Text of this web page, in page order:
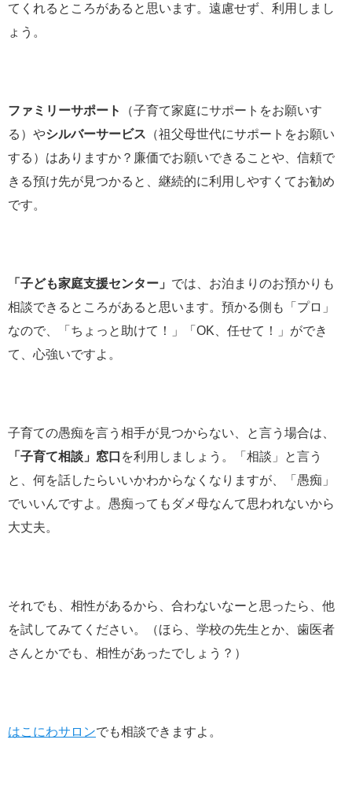
てくれるところがあると思います。遠慮せず、利用しまし
ょう。
ファミリーサポート
（子育て家庭にサポートをお願いす
る）やシルバーサービス （祖父母世代にサポートをお願い
する）はありますか？廉価でお願いできることや、信頼で
きる預け先が見つかると、継続的に利用しやすくてお勧め
です。
「子ども家庭支援センター」 では、お泊まりのお預かりも
相談できるところがあると思います。預かる側も「プロ」
なので、「ちょっと助けて！」「OK、任せて！」ができ
て、心強いですよ。
子育ての愚痴を言う相手が見つからない、と言う場合は、
「子育て相談」窓口 を利用しましょう。「相談」と言う
と、何を話したらいいかわからなくなりますが、「愚痴」
でいいんですよ。愚痴ってもダメ母なんて思われないから
大丈夫。
それでも、相性があるから、合わないなーと思ったら、他
を試してみてください。（ほら、学校の先生とか、歯医者
さんとかでも、相性があったでしょう？）
はこにわサロンでも相談できますよ。